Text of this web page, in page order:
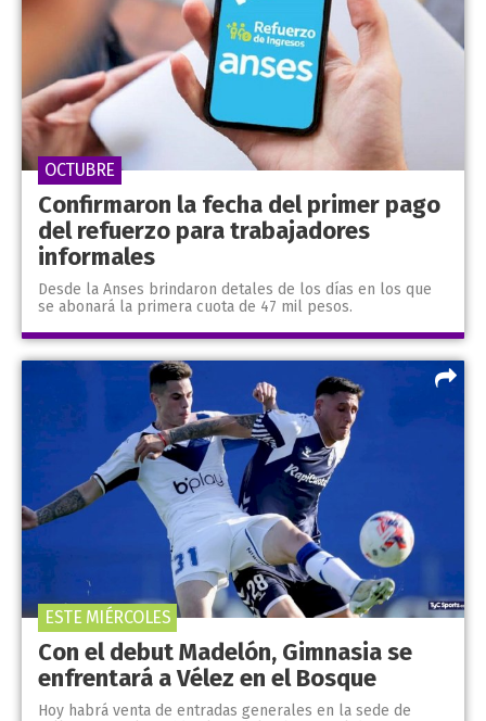
Confirmaron la fecha del primer pago
del refuerzo para trabajadores
informales
Desde la Anses brindaron detales de los días en los que
se abonará la primera cuota de 47 mil pesos.
OCTUBRE
Con el debut Madelón, Gimnasia se
enfrentará a Vélez en el Bosque
Hoy habrá venta de entradas generales en la sede de
ESTE MIÉRCOLES